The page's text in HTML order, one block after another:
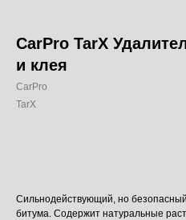
CarPro TarX
и клея
CarPro
TarX
Сильнодействующий, но
битума. Содержит натуральные